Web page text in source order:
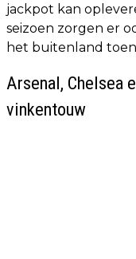
jackpot kan
seizoen zorgen er
het buitenland
Arsenal, Chelsea
vinkentouw